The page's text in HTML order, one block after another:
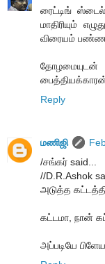
ரைட்டிங்
மாதிரியும்
விரையம்
தோழமையுடன்
Reply
மணிஜி
/சங்கர் said...
//D.R.Ashok
அடுத்த
கட்டமா, நான்
அப்படியே